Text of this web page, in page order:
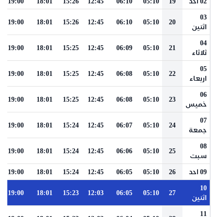
03
اثنين
20
05:10
06:10
12:45
15:26
18:01
19:00
04
ثلاثاء
21
05:10
06:09
12:45
15:25
18:01
19:00
05
اربعاء
22
05:10
06:08
12:45
15:25
18:01
19:00
06
خميس
23
05:10
06:08
12:45
15:25
18:01
19:00
07
جمعة
24
05:10
06:07
12:45
15:24
18:01
19:00
08
سبت
25
05:10
06:06
12:45
15:24
18:01
19:00
09 احد 26
05:10
06:05
12:45
15:24
18:01
19:00
10
اثنين
27
05:10
06:05
12:03
15:23
18:01
19:00
11